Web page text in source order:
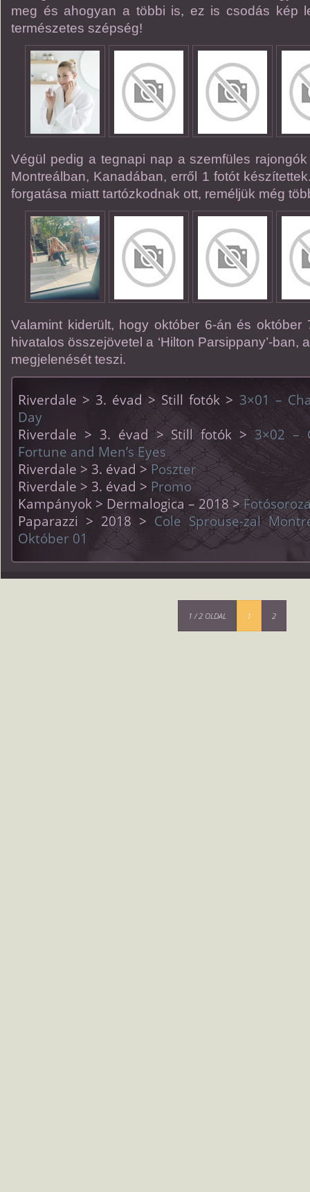
meg és ahogyan a többi is, ez is csodás kép
természetes szépség!
Végül pedig a tegnapi nap a szemfüles
Montreálban, Kanadában, erről 1 fotót
forgatása miatt tartózkodnak ott, reméljük még
Valamint kiderült, hogy október 6-án és október
hivatalos összejövetel a ‘Hilton Parsippany’-ban,
megjelenését teszi.
Riverdale > 3. évad > Still fotók > 3×01 –
Day
Riverdale > 3. évad > Still fotók >3×02 –
Fortune and Men’s Eyes
Riverdale > 3. évad > Poszter
Riverdale > 3. évad > Promo
Kampányok > Dermalogica – 2018 >
Paparazzi > 2018 > Cole Sprouse-zal
Október 01
1 / 2 OLDAL 1 2